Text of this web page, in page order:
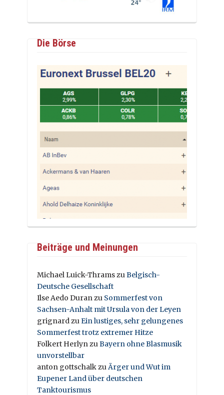
Die Börse
Beiträge und Meinungen
Michael Luick-ThramszuBelgisch-
Deutsche Gesellschaft
Ilse Aedo Duranzu Sommerfest von
Sachsen-Anhalt mit Ursula von der Leyen
grignardzuEin lustiges, sehr gelungenes
Sommerfest trotz extremer Hitze
Folkert HerlynzuBayern ohne Blasmusik
unvorstellbar
anton gottschalkzuÄrger und Wut im
Eupener Land über deutschen
Tanktourismus